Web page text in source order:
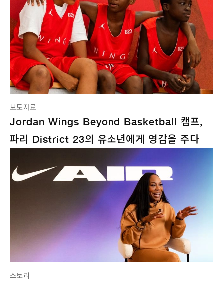
보도자료
Jordan Wings Beyond Basketball 캠프,
파리 District 23의 유소년에게 영감을 주다
스토리